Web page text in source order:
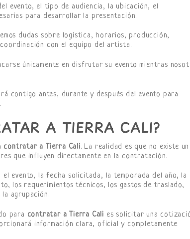
evento, el tipo de audiencia, la ubicación, el
para desarrollar la presentación.
dudas sobre logística, horarios, producción,
con el equipo del artista.
únicamente en disfrutar su evento mientras
contigo antes, durante y después del evento para
A TIERRA CALI?
contratar a Tierra Cali. La realidad es que no existe un
que influyen directamente en la contratación.
evento, la fecha solicitada, la temporada del año, la
los requerimientos técnicos, los gastos de traslado,
agrupación.
para contratar a Tierra Cali es solicitar una
información clara, oficial y completamente